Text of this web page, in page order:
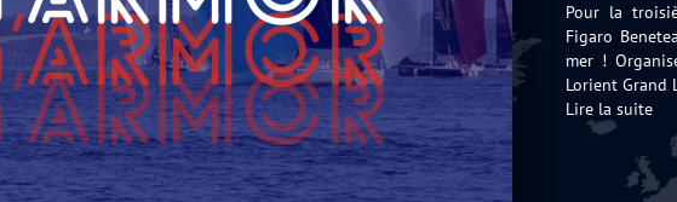
Pour la
Figaro
mer !
Lorient Grand
Lire la suite